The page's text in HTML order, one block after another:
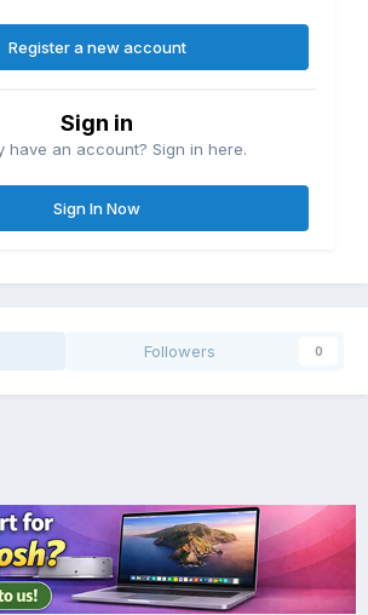
Register a new account
Sign in
have an account? Sign in here.
Sign In Now
Followers 0